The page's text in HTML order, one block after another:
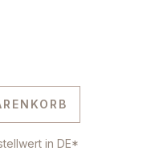
in DE*